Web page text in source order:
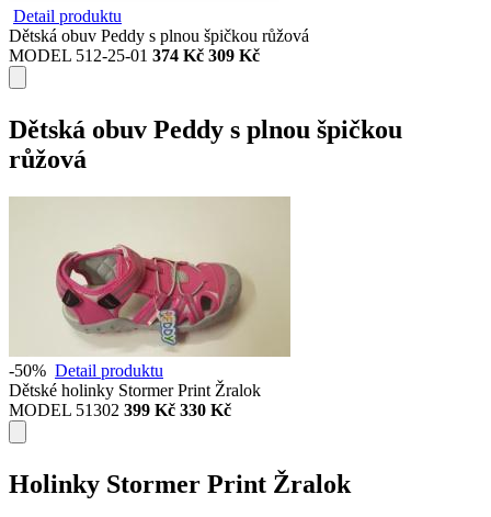
Detail produktu
Dětská obuv Peddy s plnou špičkou růžová
MODEL 512-25-01 374 Kč 309 Kč
Dětská obuv Peddy s plnou špičkou
růžová
-50% Detail produktu
Dětské holinky Stormer Print Žralok
MODEL 51302 399 Kč 330 Kč
Holinky Stormer Print Žralok